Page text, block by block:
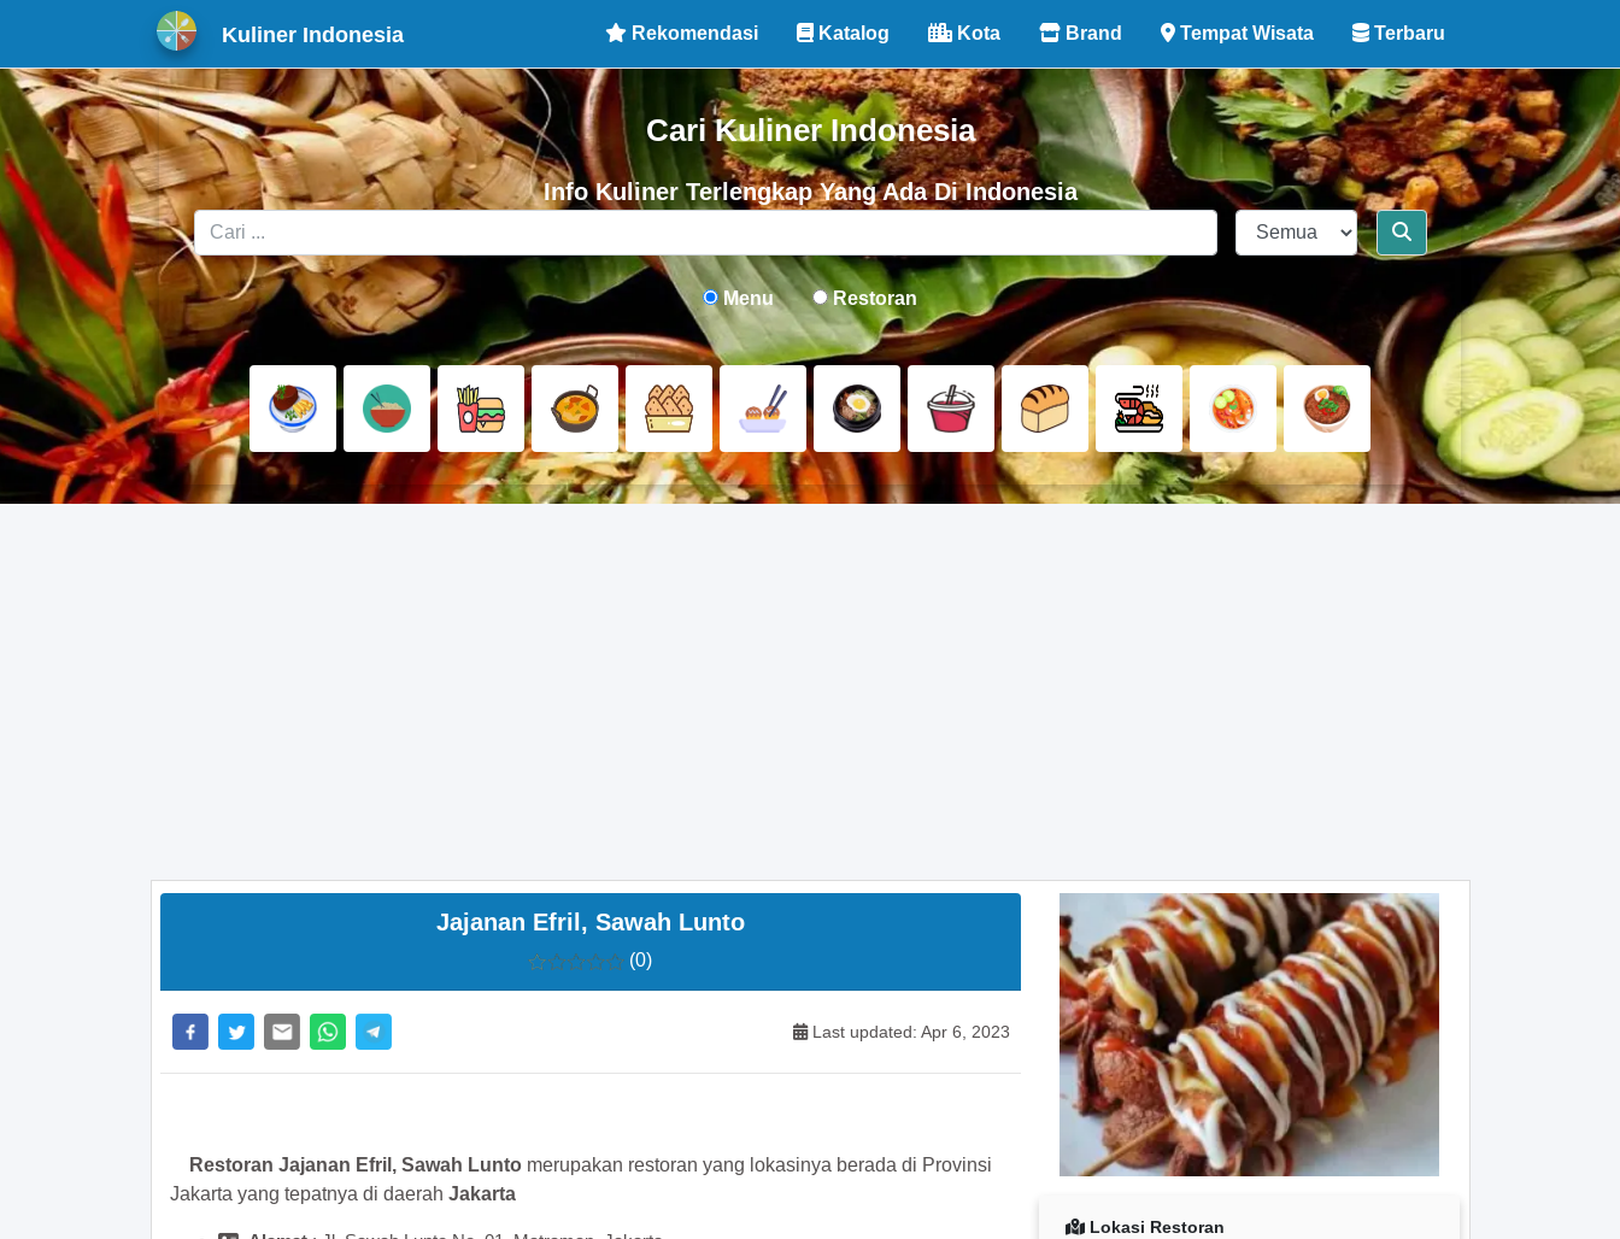
Kuliner Indonesia Rekomendasi Katalog Kota Brand Tempat Wisata Terbaru
Cari Kuliner Indonesia
Info Kuliner Terlengkap Yang Ada Di Indonesia
Menu Restoran
Jajanan Efril, Sawah Lunto
(0)
Last updated: Apr 6, 2023
Restoran Jajanan Efril, Sawah Lunto merupakan restoran yang lokasinya berada di Provinsi
Jakarta yang tepatnya di daerah Jakarta
Lokasi Restoran